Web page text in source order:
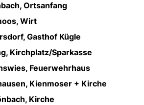
Ortsanfang
Wirt
Gasthof Kügle
Kirchplatz/Sparkasse
Feuerwehrhaus
Kienmoser + Kirche
Kirche